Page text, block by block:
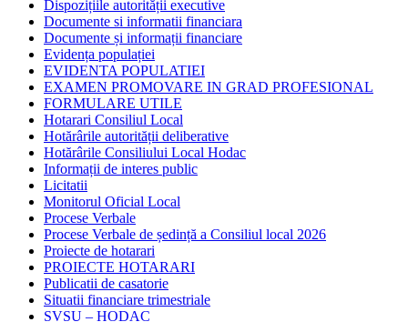
Dispozițiile autorității executive
Documente si informatii financiara
Documente și informații financiare
Evidența populației
EVIDENTA POPULATIEI
EXAMEN PROMOVARE IN GRAD PROFESIONAL
FORMULARE UTILE
Hotarari Consiliul Local
Hotărârile autorității deliberative
Hotărârile Consiliului Local Hodac
Informații de interes public
Licitatii
Monitorul Oficial Local
Procese Verbale
Procese Verbale de ședință a Consiliul local 2026
Proiecte de hotarari
PROIECTE HOTARARI
Publicatii de casatorie
Situatii financiare trimestriale
SVSU – HODAC